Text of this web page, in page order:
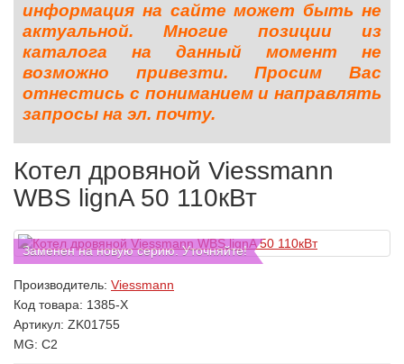
информация на сайте может быть не
актуальной. Многие позиции из
каталога на данный момент не
возможно привезти. Просим Вас
отнестись с пониманием и направлять
запросы на эл. почту.
Котел дровяной Viessmann
WBS lignA 50 110кВт
Заменен на новую серию. Уточняйте!
Производитель: Viessmann
Код товара: 1385-X
Артикул: ZK01755
MG: C2